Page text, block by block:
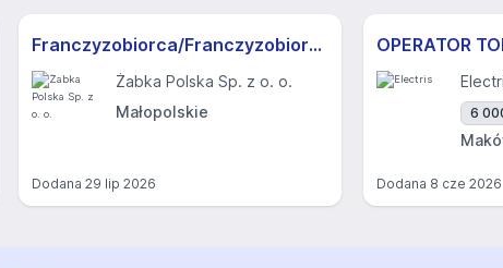
Franczyzobiorca/Franczyzobiorczyni sklepu Żabka
Żabka Polska Sp. z o. o.
Małopolskie
Dodana 29 lip 2026
OPERATOR
6
Dodana 8 cze 2026